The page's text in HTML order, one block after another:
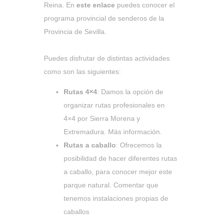
Reina. En este enlace puedes conocer el
programa provincial de senderos de la
Provincia de Sevilla.
Puedes disfrutar de distintas actividades
como son las siguientes:
Rutas 4×4: Damos la opción de
organizar rutas profesionales en
4×4 por Sierra Morena y
Extremadura. Más información
Rutas a caballo: Ofrecemos la
posibilidad de hacer diferentes rutas
a caballo, para conocer mejor este
parque natural. Comentar que
tenemos instalaciones propias de
caballos